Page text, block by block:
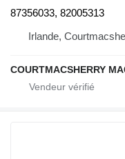
87356033, 82005313
Irlande,
COURTMACSHERRY